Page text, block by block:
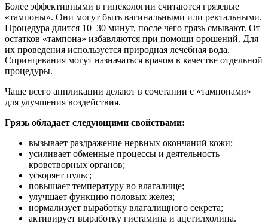
Более эффективными в гинекологии считаются грязевые
«тампоны». Они могут быть вагинальными или ректальными.
Процедура длится 10–30 минут, после чего грязь смывают. От
остатков «тампона» избавляются при помощи орошений. Для
их проведения используется природная лечебная вода.
Спринцевания могут назначаться врачом в качестве отдельной
процедуры.
Чаще всего аппликации делают в сочетании с «тампонами»
для улучшения воздействия.
Грязь обладает следующими свойствами:
вызывает раздражение нервных окончаний кожи;
усиливает обменные процессы и деятельность
кроветворных органов;
ускоряет пульс;
повышает температуру во влагалище;
улучшает функцию половых желез;
нормализует выработку влагалищного секрета;
активирует выработку гистамина и ацетилхолина.